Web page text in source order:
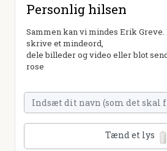
Personlig hilsen
Sammen kan vi mindes Erik Greve.
skrive et mindeord,
dele billeder og video eller blot
rose
Tænd et lys